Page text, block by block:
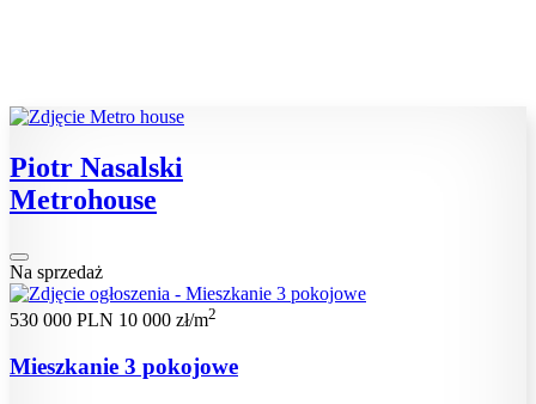
Piotr Nasalski
Metrohouse
Na sprzedaż
530 000 PLN 10 000 zł/m2
Mieszkanie 3 pokojowe